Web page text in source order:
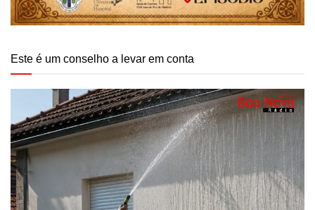
Este é um conselho a levar em conta